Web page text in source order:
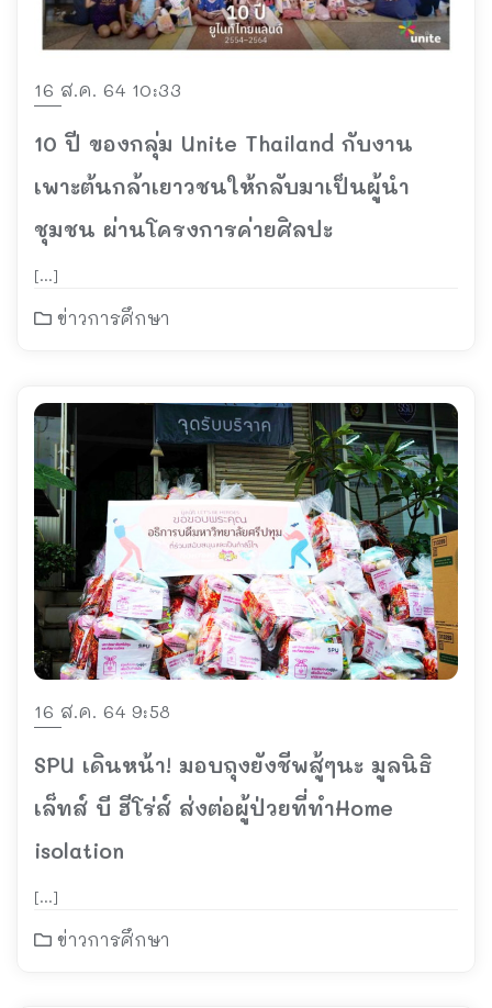
16 ส.ค. 64 10:33
10 ปี ของกลุ่ม Unite Thailand กับงาน
เพาะต้นกล้าเยาวชนให้กลับมาเป็นผู้นำ
ชุมชน ผ่านโครงการค่ายศิลปะ
[…]
ข่าวการศึกษา
16 ส.ค. 64 9:58
SPU เดินหน้า! มอบถุงยังชีพสู้ๆนะ มูลนิธิ
เล็ทส์ บี ฮีโร่ส์ ส่งต่อผู้ป่วยที่ทำHome
isolation
[…]
ข่าวการศึกษา